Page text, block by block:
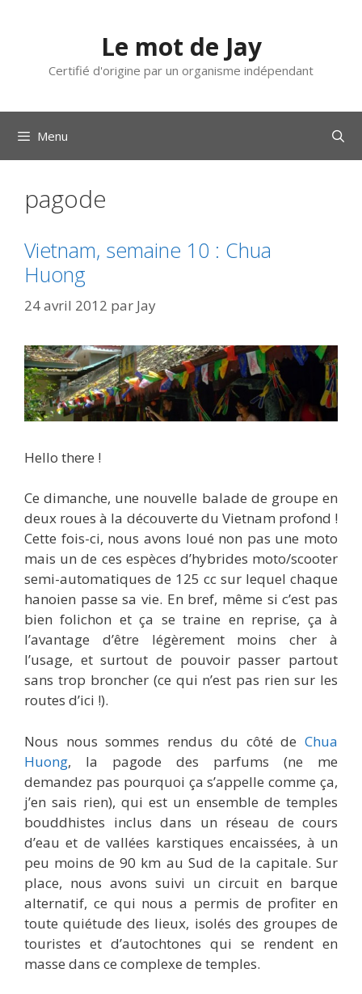
Le mot de Jay
Certifié d'origine par un organisme indépendant
Menu
pagode
Vietnam, semaine 10 : Chua
Huong
24 avril 2012 par Jay
Hello there !
Ce dimanche, une nouvelle balade de groupe en
deux roues à la découverte du Vietnam profond !
Cette fois-ci, nous avons loué non pas une moto
mais un de ces espèces d’hybrides moto/scooter
semi-automatiques de 125 cc sur lequel chaque
hanoien passe sa vie. En bref, même si c’est pas
bien folichon et ça se traine en reprise, ça à
l’avantage d’être légèrement moins cher à
l’usage, et surtout de pouvoir passer partout
sans trop broncher (ce qui n’est pas rien sur les
routes d’ici !).
Nous nous sommes rendus du côté de Chua
Huong, la pagode des parfums (ne me
demandez pas pourquoi ça s’appelle comme ça,
j’en sais rien), qui est un ensemble de temples
bouddhistes inclus dans un réseau de cours
d’eau et de vallées karstiques encaissées, à un
peu moins de 90 km au Sud de la capitale. Sur
place, nous avons suivi un circuit en barque
alternatif, ce qui nous a permis de profiter en
toute quiétude des lieux, isolés des groupes de
touristes et d’autochtones qui se rendent en
masse dans ce complexe de temples.